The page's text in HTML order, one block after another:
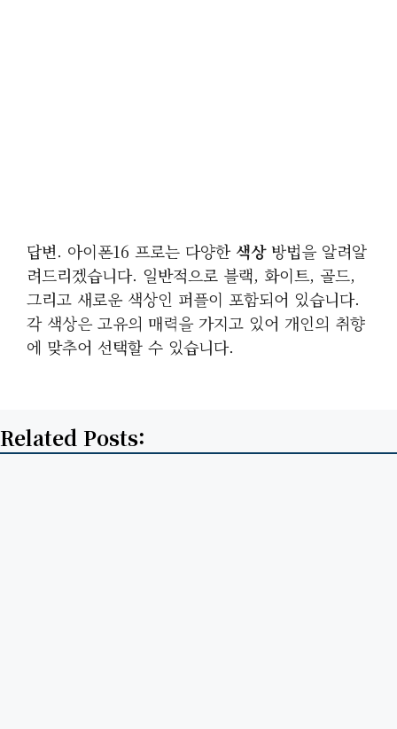
답변. 아이폰16 프로는 다양한 색상방법을 알려알
려드리겠습니다. 일반적으로 블랙, 화이트, 골드,
그리고 새로운 색상인 퍼플이 포함되어 있습니다.
각 색상은 고유의 매력을 가지고 있어 개인의 취향
에 맞추어 선택할 수 있습니다.
Related Posts: